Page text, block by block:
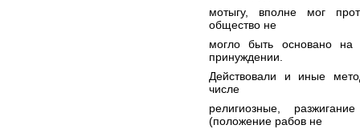
мотыгу, вполне мог
общество не
могло быть основано на
принуждении.
Действовали и иные
числе
религиозные,
(положение рабов не